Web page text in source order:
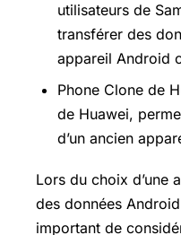
utilisateurs de
transférer des
appareil Android
Phone Clone de
de Huawei,
d’un ancien
Lors du choix d’une
des données
important de